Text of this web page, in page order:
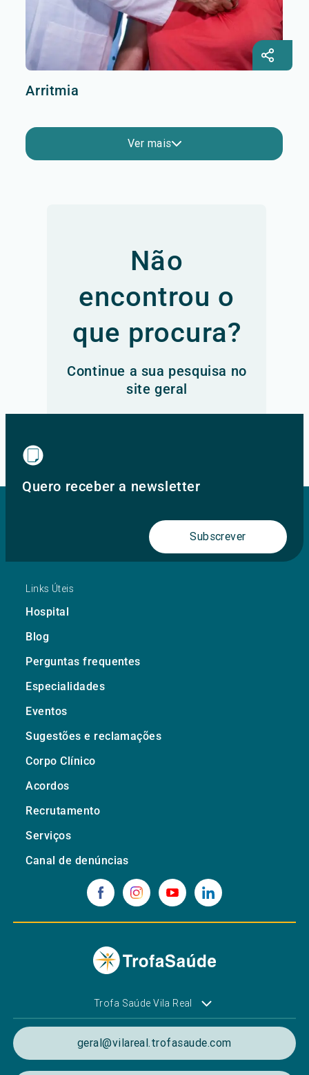
Arritmia
Ver mais
Não
encontrou o
que procura?
Continue a sua pesquisa no
site geral
Quero receber a newsletter
Subscrever
Links Úteis
Hospital
Blog
Perguntas frequentes
Especialidades
Eventos
Sugestões e reclamações
Corpo Clínico
Acordos
Recrutamento
Serviços
Canal de denúncias
Trofa Saúde Vila Real
geral@vilareal.trofasaude.com